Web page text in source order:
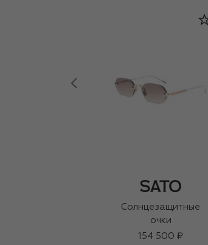
Солнцезащитные
очки
154 500 ₽